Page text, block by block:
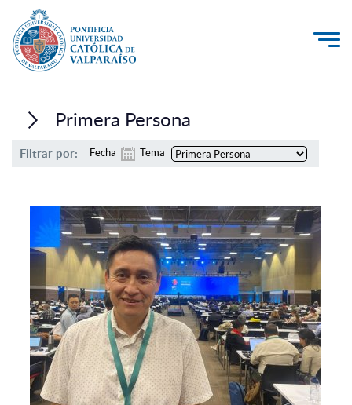
Investigación, Creación e Innovación
PUCV Internacional
Admisión
Pregrado
Postgrado
Formación Continua
Estudiantes
Primera Persona
Filtrar por: Fecha Tema